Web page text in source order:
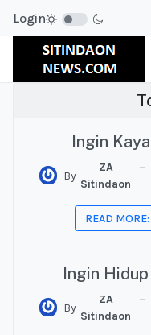
Login
Ingin
By
ZA
Sitindaon
READ
Ingin
By
ZA
Sitindaon